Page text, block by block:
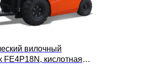
вилочный
FE4P18N, кислотная